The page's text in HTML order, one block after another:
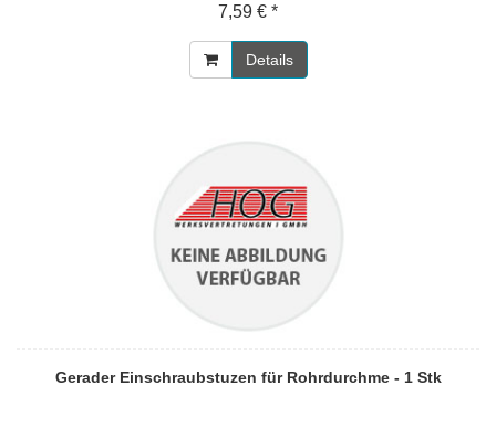
7,59 € *
Details
Gerader Einschraubstuzen für Rohrdurchme - 1 Stk